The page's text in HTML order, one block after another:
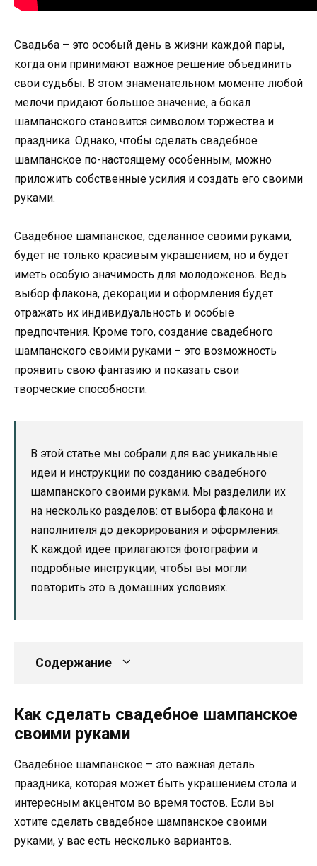
Свадьба – это особый день в жизни каждой пары,
когда они принимают важное решение объединить
свои судьбы. В этом знаменательном моменте любой
мелочи придают большое значение, а бокал
шампанского становится символом торжества и
праздника. Однако, чтобы сделать свадебное
шампанское по-настоящему особенным, можно
приложить собственные усилия и создать его своими
руками.
Свадебное шампанское, сделанное своими руками,
будет не только красивым украшением, но и будет
иметь особую значимость для молодоженов. Ведь
выбор флакона, декорации и оформления будет
отражать их индивидуальность и особые
предпочтения. Кроме того, создание свадебного
шампанского своими руками – это возможность
проявить свою фантазию и показать свои
творческие способности.
В этой статье мы собрали для вас уникальные
идеи и инструкции по созданию свадебного
шампанского своими руками. Мы разделили их
на несколько разделов: от выбора флакона и
наполнителя до декорирования и оформления.
К каждой идее прилагаются фотографии и
подробные инструкции, чтобы вы могли
повторить это в домашних условиях.
Содержание
Как сделать свадебное шампанское
своими руками
Свадебное шампанское – это важная деталь
праздника, которая может быть украшением стола и
интересным акцентом во время тостов. Если вы
хотите сделать свадебное шампанское своими
руками, у вас есть несколько вариантов.